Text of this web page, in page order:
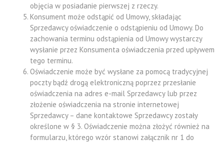
objęcia w posiadanie pierwszej z rzeczy.
Konsument może odstąpić od Umowy, składając
Sprzedawcy oświadczenie o odstąpieniu od Umowy. Do
zachowania terminu odstąpienia od Umowy wystarczy
wysłanie przez Konsumenta oświadczenia przed upływem
tego terminu.
Oświadczenie może być wysłane za pomocą tradycyjnej
poczty bądź drogą elektroniczną poprzez przesłanie
oświadczenia na adres e-mail Sprzedawcy lub przez
złożenie oświadczenia na stronie internetowej
Sprzedawcy – dane kontaktowe Sprzedawcy zostały
określone w § 3. Oświadczenie można złożyć również na
formularzu, którego wzór stanowi załącznik nr 1 do